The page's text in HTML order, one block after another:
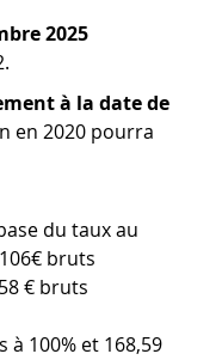
2025
à la date de
en 2020 pourra
du taux au
bruts
€ bruts
100% et 168,59